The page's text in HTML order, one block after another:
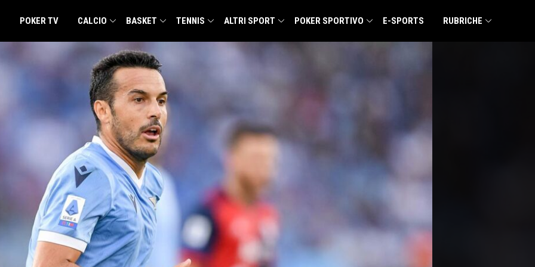
POKER TV CALCIO BASKET TENNIS ALTRI SPORT POKER SPORTIVO E-SPORTS RUBRICHE